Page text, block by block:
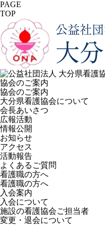
PAGE
TOP
協会のご案内
協会のご案内
大分県看護協会について
会長あいさつ
広報活動
情報公開
お知らせ
アクセス
活動報告
よくあるご質問
看護職の方へ
看護職の方へ
入会案内
入会について
施設の看護協会ご担当者
変更・退会について